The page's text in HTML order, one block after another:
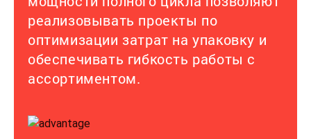
реализовывать проекты по
оптимизации затрат на упаковку и
обеспечивать гибкость работы с
ассортиментом.